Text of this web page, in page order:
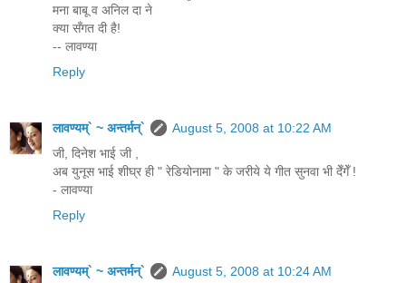
मना बाबू व अनिल दा ने
क्या सँगत दी है!
-- लावण्या
Reply
लावण्यम्` ~ अन्तर्मन्`
August 5, 2008 at 10:22 AM
जी, दिनेश भाई जी ,
अब युनूस भाई शीघ्र ही " रेडियोनामा " के जरीये ये गीत सुनवा भी देँगेँ !
- लावण्या
Reply
लावण्यम्` ~ अन्तर्मन्`
August 5, 2008 at 10:24 AM